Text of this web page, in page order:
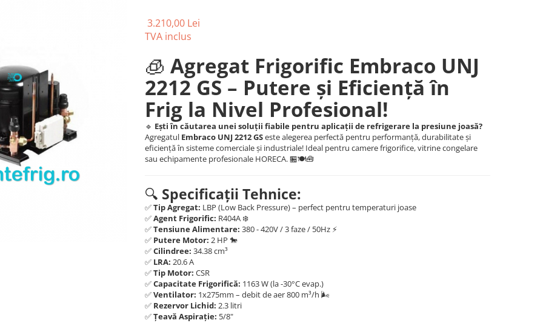
3.210,00 Lei
TVA inclus
🧊 Agregat Frigorific Embraco UNJ
2212 GS – Putere și Eficiență în
Frig la Nivel Profesional!
🔹 Ești în căutarea unei soluții fiabile pentru aplicații de refrigerare la presiune joasă?
Agregatul Embraco UNJ 2212 GSeste alegerea perfectă pentru performanță, durabilitate și
eficiență în sisteme comerciale și industriale! Ideal pentru camere frigorifice, vitrine congelare
sau echipamente profesionale HORECA. 🏪🍽️🧰
🔍 Specificații Tehnice:
✅Tip Agregat: LBP (Low Back Pressure) – perfect pentru temperaturi joase
✅Agent Frigorific: R404A ❄️
✅Tensiune Alimentare: 380 - 420V / 3 faze / 50Hz ⚡
✅ Putere Motor: 2 HP 🐎
✅Cilindree: 34.38 cm³
✅ LRA: 20.6 A
✅Tip Motor: CSR
✅Capacitate Frigorifică: 1163 W (la -30°C evap.)
✅Ventilator: 1x275mm – debit de aer 800 m³/h 🌬️
✅ Rezervor Lichid: 2.3 litri
✅Țeavă Aspirație: 5/8"